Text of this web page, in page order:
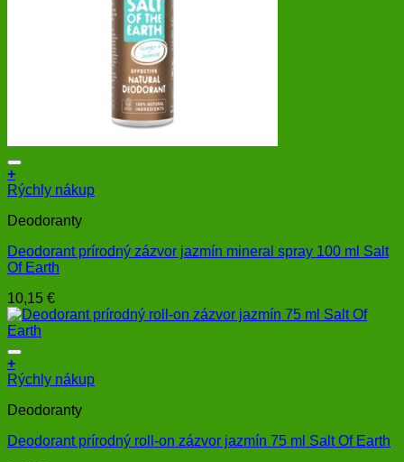
+
Rýchly nákup
Deodoranty
Deodorant prírodný zázvor jazmín mineral spray 100 ml Salt
Of Earth
10,15 €
+
Rýchly nákup
Deodoranty
Deodorant prírodný roll-on zázvor jazmín 75 ml Salt Of Earth